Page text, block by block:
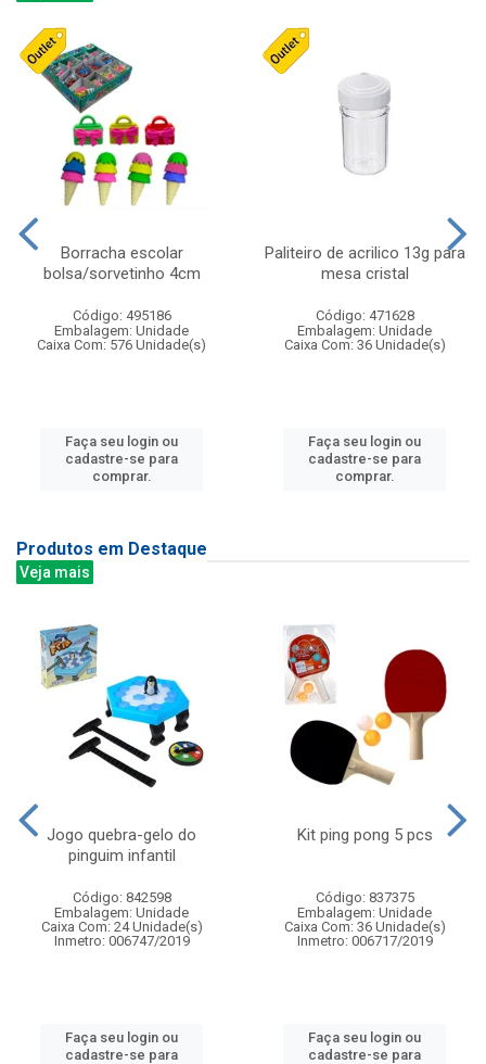
Borracha escolar
bolsa/sorvetinho 4cm
Código: 495186
Embalagem: Unidade
Caixa Com: 576 Unidade(s)
Faça seu login ou
cadastre-se para
comprar.
Paliteiro de acrilico 13g para
mesa cristal
Código: 471628
Embalagem: Unidade
Caixa Com: 36 Unidade(s)
Faça seu login ou
cadastre-se para
comprar.
Produtos em Destaque
Veja mais
Jogo quebra-gelo do
pinguim infantil
Código: 842598
Embalagem: Unidade
Caixa Com: 24 Unidade(s)
Inmetro: 006747/2019
Faça seu login ou
cadastre-se para
Kit ping pong 5 pcs
Código: 837375
Embalagem: Unidade
Caixa Com: 36 Unidade(s)
Inmetro: 006717/2019
Faça seu login ou
cadastre-se para